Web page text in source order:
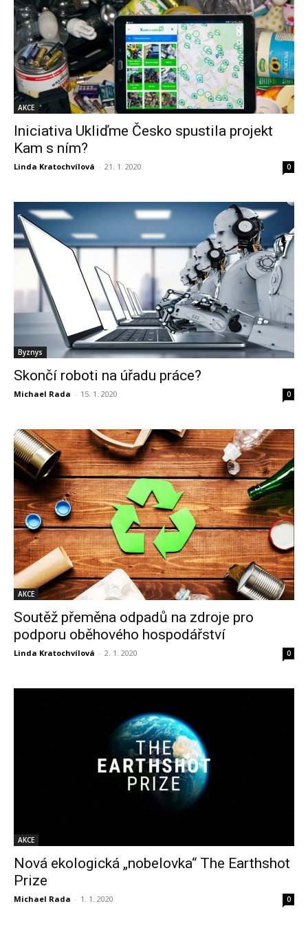
AKCE
Iniciativa Ukliďme Česko spustila projekt
Kam s ním?
Linda Kratochvílová - 21. 1. 2020 0
Byznys
Skončí roboti na úřadu práce?
Michael Rada - 15. 1. 2020 0
AKCE
Soutěž přeměna odpadů na zdroje pro
podporu oběhového hospodářství
Linda Kratochvílová - 2. 1. 2020 0
AKCE
Nová ekologická „nobelovka“ The Earthshot
Prize
Michael Rada - 1. 1. 2020 0